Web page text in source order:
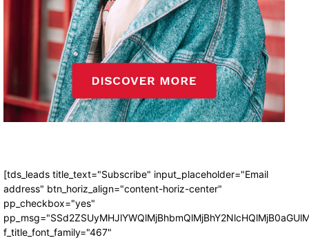
[tds_leads title_text="Subscribe" input_placeholder="Email
address" btn_horiz_align="content-horiz-center"
pp_checkbox="yes"
f_title_font_family="467"